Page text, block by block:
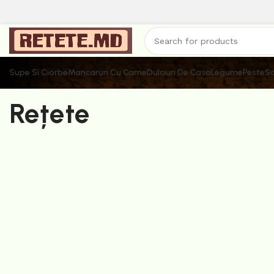
Supe Si CiorbeMancaruri Cu CarneDulciuri De CasaLegumePeste
Rețete